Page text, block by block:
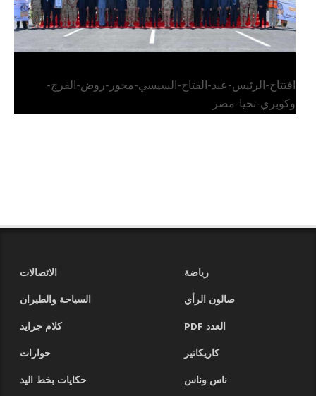
افتتاح-الرئيس-عبد-الفتاح-السيسي-محور-روض-الفرج-
وكوبري-تحيا-مصر
رياضة
الاتصالات
صالون الرأي
السياحة والطيران
العدد PDF
كلام جرايد
كاريكاتير
حوارات
ناس وناس
حكايات بخط اليد